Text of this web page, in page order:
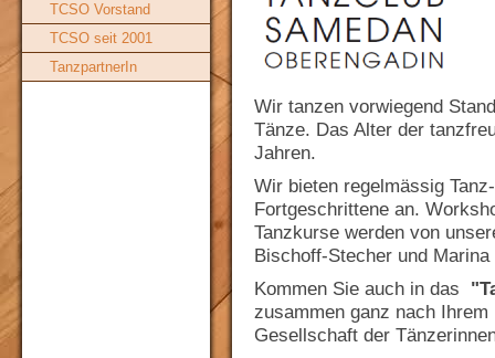
TCSO Vorstand
TCSO seit 2001
TanzpartnerIn
Wir tanzen vorwiegend
Tänze. Das Alter der
Jahren.
Wir bieten regelmässig
Fortgeschrittene an.
Tanzkurse werden von
Bischoff-Stecher und
Kommen Sie auch in das
zusammen ganz nach
Gesellschaft der